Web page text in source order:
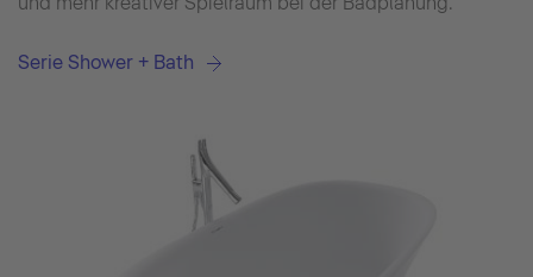
Serie Shower + Bath